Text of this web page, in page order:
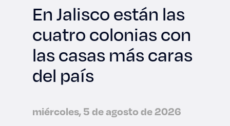
En Jalisco están las
cuatro colonias con
las casas más caras
del país
miércoles, 5 de agosto de 2026